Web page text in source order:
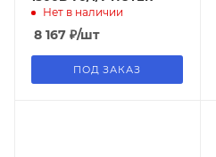
Нет в наличии
8 167 ₽/шт
ПОД ЗАКАЗ